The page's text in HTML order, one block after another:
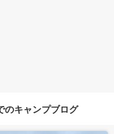
のキャンプブログ